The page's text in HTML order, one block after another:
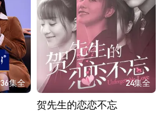
36集全 24集全
贺先生的恋恋不忘